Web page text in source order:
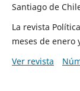
Santiago de
La revista
meses de enero
Ver revista